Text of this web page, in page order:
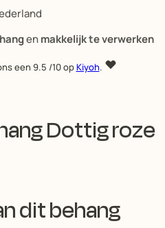
enmakkelijk te verwerken
een 9.5 /10 opKiyoh.
Dottig roze
dit behang